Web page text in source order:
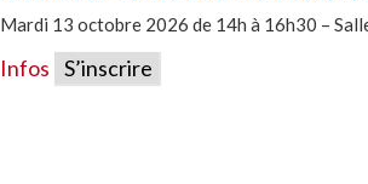
Mardi 13 octobre 2026 de 14h à 16h30 –
Infos S’inscrire